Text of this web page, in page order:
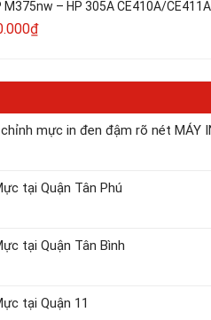
M375nw – HP 305A CE410A/
₫
chỉnh mực in đen đậm rõ nét MÁY
tại Quận Tân Phú
tại Quận Tân Bình
tại Quận 11